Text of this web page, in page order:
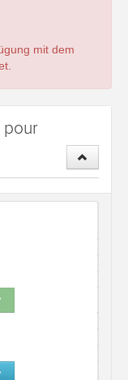
mit dem
pour